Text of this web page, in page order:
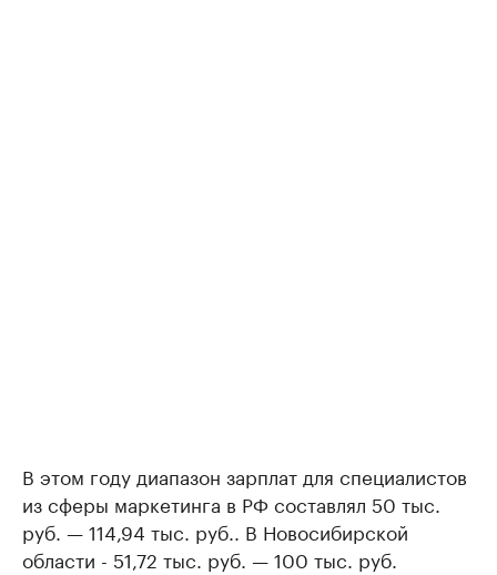
В этом году диапазон зарплат для специалистов
из сферы маркетинга в РФ составлял 50 тыс.
руб. — 114,94 тыс. руб.. В Новосибирской
области - 51,72 тыс. руб. — 100 тыс. руб.